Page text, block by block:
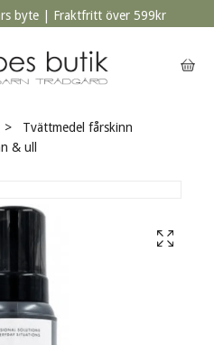
byte | Fraktfritt över 599kr
Tvättmedel fårskinn
& ull